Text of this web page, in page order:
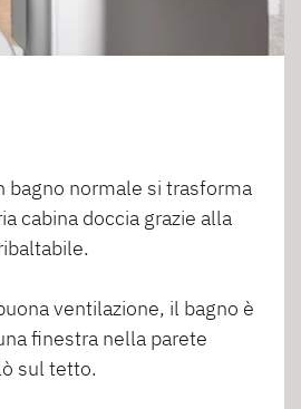
bagno normale si trasforma
cabina doccia grazie alla
ventilazione, il bagno è
finestra nella parete
sul tetto.